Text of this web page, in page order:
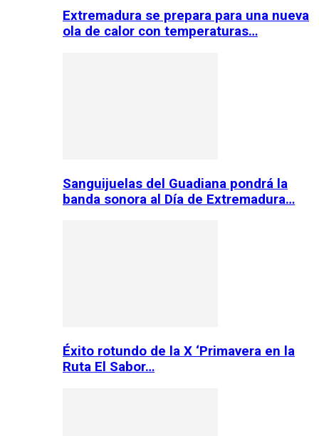
Extremadura se prepara para una nueva
ola de calor con temperaturas…
Sanguijuelas del Guadiana pondrá la
banda sonora al Día de Extremadura…
Éxito rotundo de la X ‘Primavera en la
Ruta El Sabor…